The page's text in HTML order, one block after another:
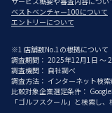
サービス概要や審査内容につい
ベストベンチャー100について
エントリーについて
※1 店舗数No.1の根拠について
調査期間： 2025年12月1日 ～
調査機関： 自社調べ
調査方法： インターネット検
比較対象企業選定条件：
「ゴルフスクール」と検索し